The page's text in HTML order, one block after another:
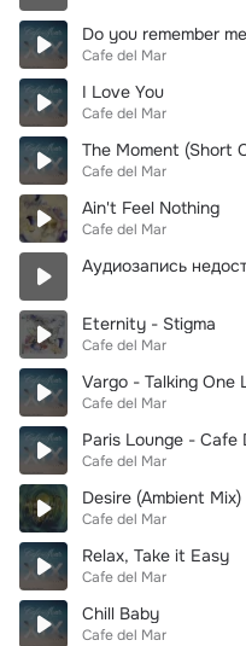
Do you remember me
Cafe del Mar
I Love You
Cafe del Mar
The Moment (Short
Cafe del Mar
Ain't Feel Nothing
Cafe del Mar
Аудиозапись
Eternity - Stigma
Cafe del Mar
Vargo - Talking One
Cafe del Mar
Cafe del Mar
Desire (Ambient Mix)
Cafe del Mar
Relax, Take it Easy
Cafe del Mar
Chill Baby
Cafe del Mar